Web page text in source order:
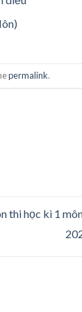
permalink.
thi học kì 1